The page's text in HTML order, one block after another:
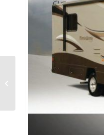
Le GeOptimiste
présente douzième JT
en camping-car